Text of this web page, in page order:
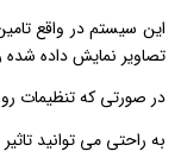
این سیستم در واقع
تصاویر نمایش داده شده
در صورتی که تنظیمات
به راحتی می توانید